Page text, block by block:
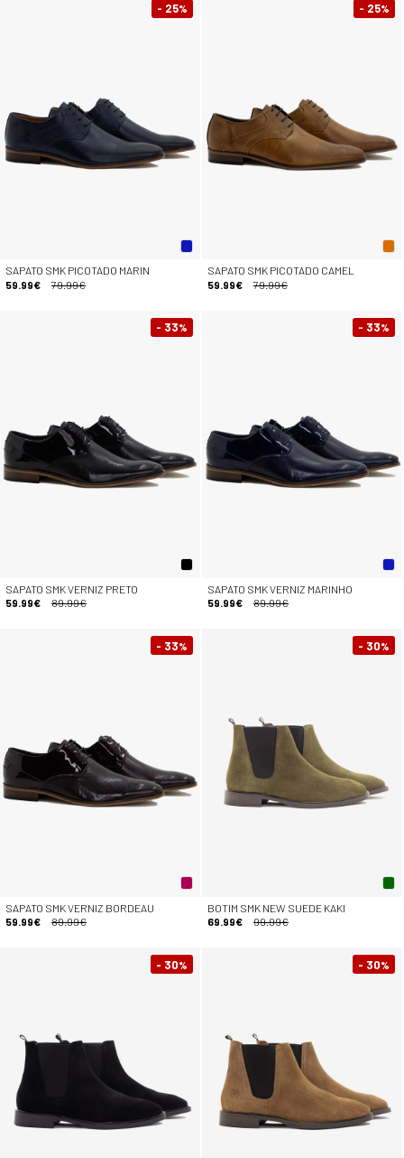
- 25%
SAPATO SMK PICOTADO MARIN
59.99€
79.99€
- 25%
SAPATO SMK PICOTADO CAMEL
59.99€
79.99€
- 33%
SAPATO SMK VERNIZ PRETO
59.99€
89.99€
- 33%
SAPATO SMK VERNIZ MARINHO
59.99€
89.99€
- 33%
SAPATO SMK VERNIZ BORDEAU
59.99€
89.99€
- 30%
BOTIM SMK NEW SUEDE KAKI
69.99€
99.99€
- 30% - 30%